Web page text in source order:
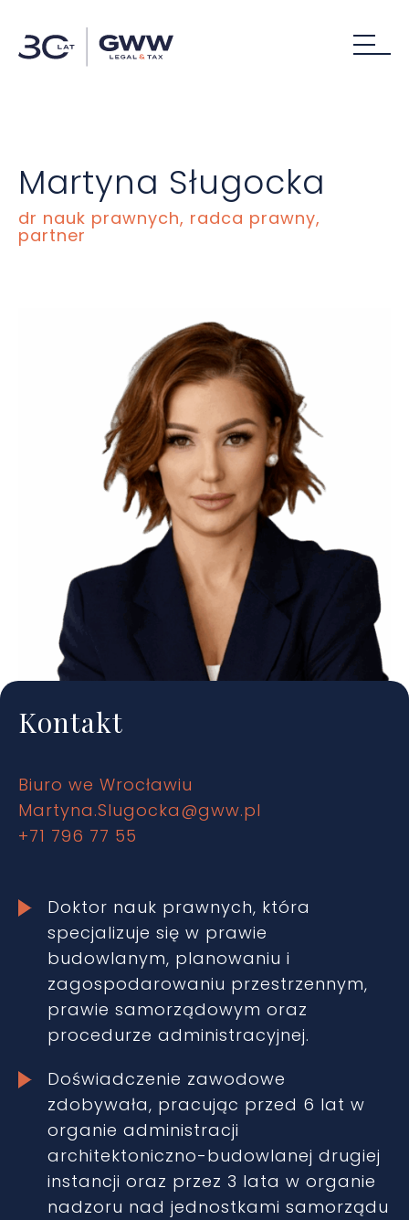
Martyna Sługocka
dr nauk prawnych, radca prawny,
partner
Kontakt
Biuro we Wrocławiu
Martyna.Slugocka@gww.pl
+71 796 77 55
Doktor nauk prawnych, która
specjalizuje się w prawie
budowlanym, planowaniu i
zagospodarowaniu przestrzennym,
prawie samorządowym oraz
procedurze administracyjnej.
Doświadczenie zawodowe
zdobywała, pracując przed 6 lat w
organie administracji
architektoniczno-budowlanej drugiej
instancji oraz przez 3 lata w organie
nadzoru nad jednostkami samorządu